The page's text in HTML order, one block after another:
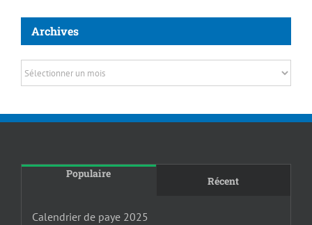
Archives
Archives
Populaire
Récent
Calendrier de paye 2025